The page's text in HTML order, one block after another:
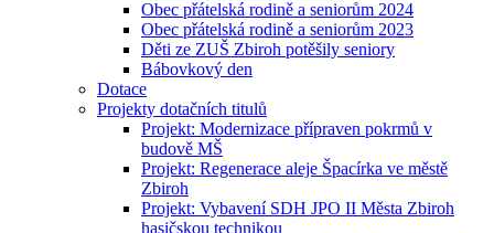
Obec přátelská rodině a seniorům 2024
Obec přátelská rodině a seniorům 2023
Děti ze ZUŠ Zbiroh potěšily seniory
Bábovkový den
Dotace
Projekty dotačních titulů
Projekt: Modernizace přípraven pokrmů v
budově MŠ
Projekt: Regenerace aleje Špacírka ve městě
Zbiroh
Projekt: Vybavení SDH JPO II Města Zbiroh
hasičskou technikou